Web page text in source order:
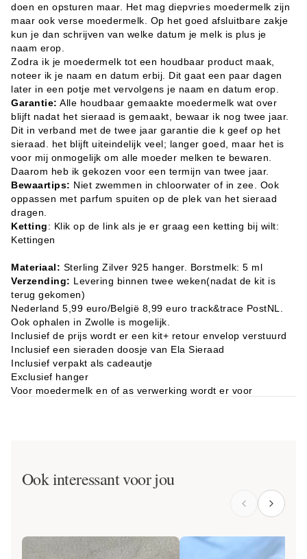
doen en opsturen maar. Het mag diepvries moedermelk zijn
maar ook verse moedermelk. Op het goed afsluitbare zakje
kun je dan schrijven van welke datum je melk is plus je
naam erop.
Zodra ik je moedermelk tot een houdbaar product maak,
noteer ik je naam en datum erbij. Dit gaat een paar dagen
later in een potje met vervolgens je naam en datum erop.
Garantie: Alle houdbaar gemaakte moedermelk wat over
blijft nadat het sieraad is gemaakt, bewaar ik nog twee jaar.
Dit in verband met de twee jaar garantie die k geef op het
sieraad. het blijft uiteindelijk veel; langer goed, maar het is
voor mij onmogelijk om alle moeder melken te bewaren.
Daarom heb ik gekozen voor een termijn van twee jaar.
Bewaartips: Niet zwemmen in chloorwater of in zee. Ook
oppassen met parfum spuiten op de plek van het sieraad
dragen.
Ketting: Klik op de link als je er graag een ketting bij wilt:
Kettingen
Materiaal: Sterling Zilver 925 hanger. Borstmelk: 5 ml
Verzending: Levering binnen twee weken(nadat de kit is
terug gekomen)
Nederland 5,99 euro/België 8,99 euro track&trace PostNL.
Ook ophalen in Zwolle is mogelijk.
Inclusief de prijs wordt er een kit+ retour envelop verstuurd
Inclusief een sieraden doosje van Ela Sieraad
Inclusief verpakt als cadeautje
Exclusief hanger
Voor moedermelk en of as verwerking wordt er voor
plakken op de retour envelop.
Afmetingen:2.5 cm (inclusief met het hanger oog waar de
Ook interessant voor jou